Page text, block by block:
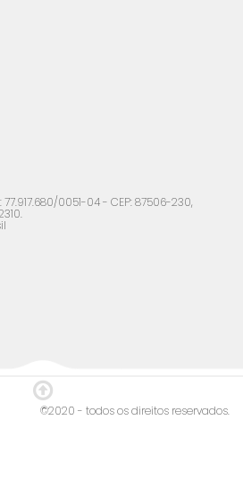
0051-04 - CEP: 87506-230,
©2020 - todos os direitos reservados.